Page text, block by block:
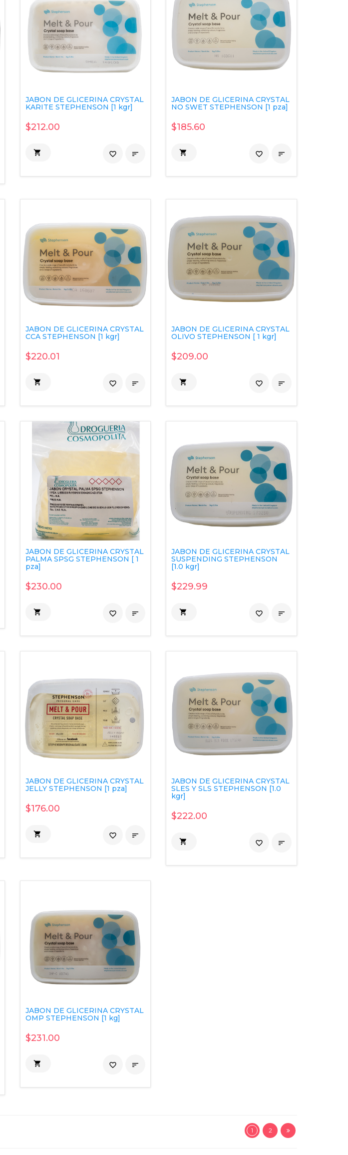
JABON DE GLICERINA CRYSTAL
KARITE STEPHENSON [1 kgr]
$212.00
 
favorite_border
JABON DE GLICERINA CRYSTAL
NO SWET STEPHENSON [1 pza]
$185.60
 
favorite_border
JABON DE GLICERINA CRYSTAL
CCA STEPHENSON [1 kgr]
$220.01
 
favorite_border
JABON DE GLICERINA CRYSTAL
OLIVO STEPHENSON [ 1 kgr]
$209.00
 
favorite_border
JABON DE GLICERINA CRYSTAL
PALMA SPSG STEPHENSON [ 1
pza]
$230.00
 
favorite_border
JABON DE GLICERINA CRYSTAL
SUSPENDING STEPHENSON
[1.0 kgr]
$229.99
 
favorite_border
JABON DE GLICERINA CRYSTAL
JELLY STEPHENSON [1 pza]
$176.00
 
favorite_border
JABON DE GLICERINA CRYSTAL
SLES Y SLS STEPHENSON [1.0
kgr]
$222.00
 
favorite_border
JABON DE GLICERINA CRYSTAL
OMP STEPHENSON [1 kg]
$231.00
 
favorite_border
1 2